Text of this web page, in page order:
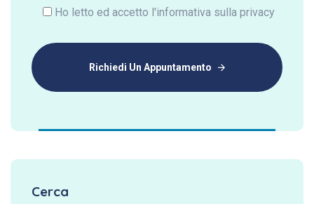
Ho letto ed accetto l'informativa sulla privacy
Richiedi Un Appuntamento
Cerca